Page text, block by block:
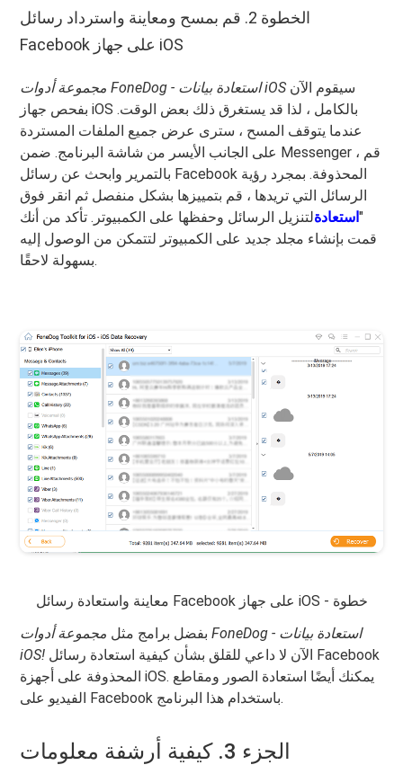
الخطوة 2. قم بمسح ومعاينة واسترداد رسائل
Facebook على جهاز iOS
مجموعة أدوات FoneDog - استعادة بيانات iOS سيقوم الآن
بفحص جهاز iOS بالكامل ، لذا قد يستغرق ذلك بعض الوقت.
عندما يتوقف المسح ، سترى عرض جميع الملفات المستردة
على الجانب الأيسر من شاشة البرنامج. ضمن Messenger ، قم
بالتمرير وابحث عن رسائل Facebook المحذوفة. بمجرد رؤية
الرسائل التي تريدها ، قم بتمييزها بشكل منفصل ثم انقر فوق
"استعادةلتنزيل الرسائل وحفظها على الكمبيوتر. تأكد من أنك
قمت بإنشاء مجلد جديد على الكمبيوتر لتتمكن من الوصول إليه
بسهولة لاحقًا.
معاينة واستعادة رسائل Facebook على جهاز iOS - خطوة
بفضل برامج مثل مجموعة أدوات FoneDog - استعادة بيانات
iOS! الآن لا داعي للقلق بشأن كيفية استعادة رسائل Facebook
المحذوفة على أجهزة iOS. يمكنك أيضًا استعادة الصور ومقاطع
الفيديو على Facebook باستخدام هذا البرنامج.
الجزء 3. كيفية أرشفة معلومات